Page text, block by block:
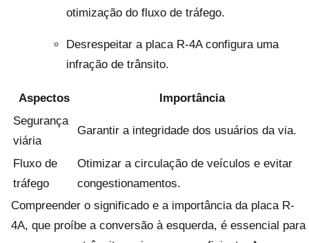
otimização do fluxo de tráfego.
Desrespeitar a placa R-4A configura uma
infração de trânsito.
Aspectos
Importância
Segurança
viária
Garantir a integridade dos usuários da via.
Fluxo de
tráfego
Otimizar a circulação de veículos e evitar
congestionamentos.
Compreender o significado e a importância da placa R-
4A, que proíbe a conversão à esquerda, é essencial para